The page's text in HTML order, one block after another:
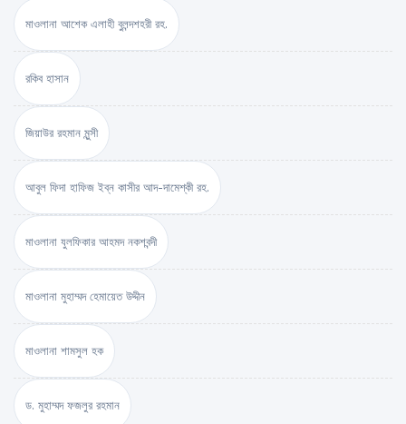
মাওলানা আশেক এলাহী বুলন্দশহরী রহ.
রকিব হাসান
জিয়াউর রহমান মুন্সী
আবুল ফিদা হাফিজ ইব্‌ন কাসীর আদ-দামেশ্‌কী রহ.
মাওলানা যুলফিকার আহমদ নকশবন্দী
মাওলানা মুহাম্মদ হেমায়েত উদ্দীন
মাওলানা শামসুল হক
ড. মুহাম্মদ ফজলুর রহমান